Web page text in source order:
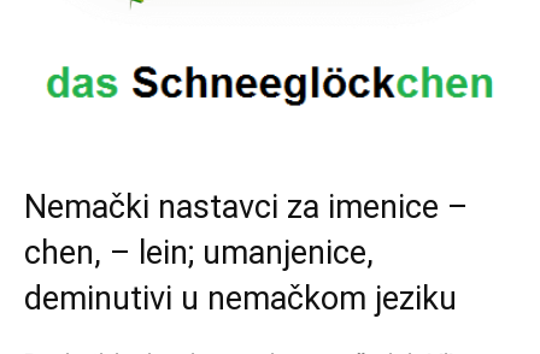
Nemački nastavci za imenice –
chen, – lein; umanjenice,
deminutivi u nemačkom jeziku